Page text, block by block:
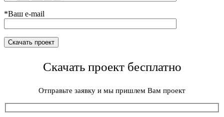
*Ваш e-mail
Скачать проект бесплатно
Отправьте заявку и мы пришлем Вам проект